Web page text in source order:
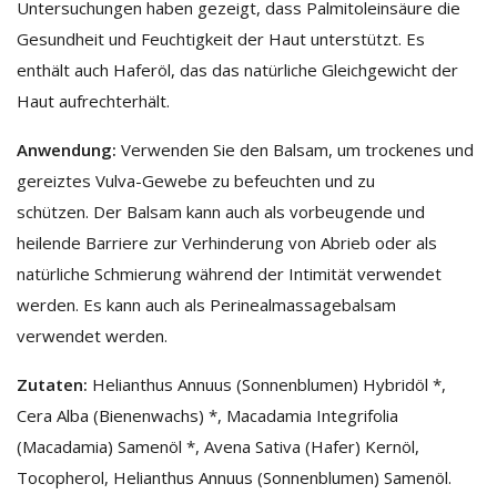
Untersuchungen haben gezeigt, dass Palmitoleinsäure die
Gesundheit und Feuchtigkeit der Haut unterstützt. Es
enthält auch Haferöl, das das natürliche Gleichgewicht der
Haut aufrechterhält.
Anwendung: Verwenden Sie den Balsam, um trockenes und
gereiztes Vulva-Gewebe zu befeuchten und zu
schützen. Der Balsam kann auch als vorbeugende und
heilende Barriere zur Verhinderung von Abrieb oder als
natürliche Schmierung während der Intimität verwendet
werden. Es kann auch als Perinealmassagebalsam
verwendet werden.
Zutaten: Helianthus Annuus (Sonnenblumen) Hybridöl *,
Cera Alba (Bienenwachs) *, Macadamia Integrifolia
(Macadamia) Samenöl *, Avena Sativa (Hafer) Kernöl,
Tocopherol, Helianthus Annuus (Sonnenblumen) Samenöl.